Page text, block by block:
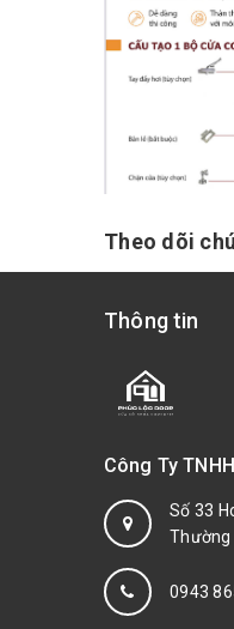
Theo dõi
Thông tin
Công Ty
Số 33
Thường
0943